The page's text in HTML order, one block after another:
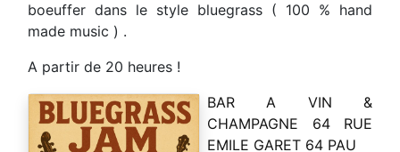
boeuffer dans le style bluegrass ( 100 % hand
made music ) .
A partir de 20 heures !
BAR A VIN &
CHAMPAGNE 64 RUE
EMILE GARET 64 PAU